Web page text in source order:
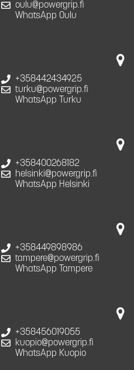
oulu@powergrip.fi
WhatsApp Oulu
+358442434925
turku@powergrip.fi
WhatsApp Turku
+358400268182
helsinki@powergrip.fi
WhatsApp Helsinki
+358449898986
tampere@powergrip.fi
WhatsApp Tampere
+358456019055
kuopio@powergrip.fi
WhatsApp Kuopio